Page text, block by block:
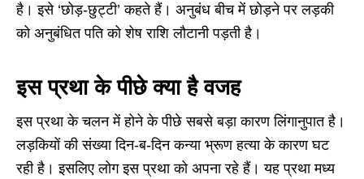
है। इसे ‘छोड़-छुट्टी’ कहते हैं। अनुबंध बीच में छोड़ने पर लड़की
को अनुबंधित पति को शेष राशि लौटानी पड़ती है।
इस प्रथा के पीछे क्या है वजह
इस प्रथा के चलन में होने के पीछे सबसे बड़ा कारण लिंगानुपात है।
लड़कियों की संख्या दिन-ब-दिन कन्या भ्रूण हत्या के कारण घट
रही है। इसलिए लोग इस प्रथा को अपना रहे हैं। यह प्रथा मध्य